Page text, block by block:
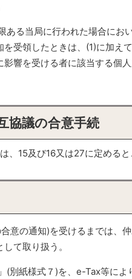
る当局に行われた場合にお
受領したときは、(1)に加え
響を受ける者に該当する個
議の合意手続
15及び16又は27に定めると
意の通知)を受けるまでは、
て取り扱う。
別紙様式７)を、e-Tax等によ